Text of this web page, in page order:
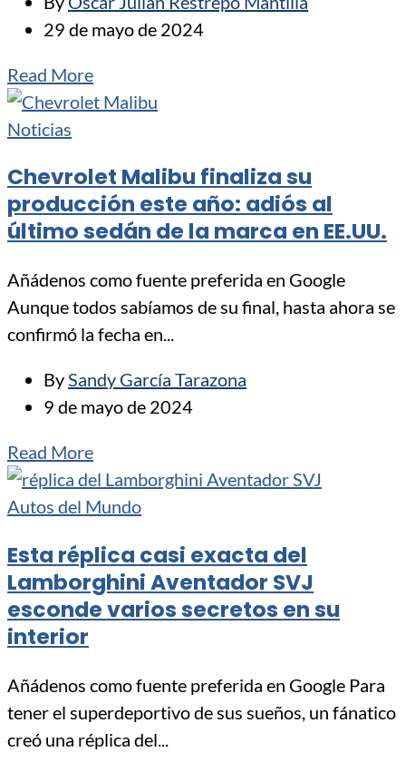
29 de mayo de 2024
Read More
Noticias
Chevrolet Malibu finaliza su
producción este año: adiós al
último sedán de la marca en EE.UU.
Añádenos como fuente preferida en Google
Aunque todos sabíamos de su final, hasta ahora se
confirmó la fecha en...
BySandy García Tarazona
9 de mayo de 2024
Read More
Autos del Mundo
Esta réplica casi exacta del
Lamborghini Aventador SVJ
esconde varios secretos en su
interior
Añádenos como fuente preferida en Google Para
tener el superdeportivo de sus sueños, un fánatico
creó una réplica del...